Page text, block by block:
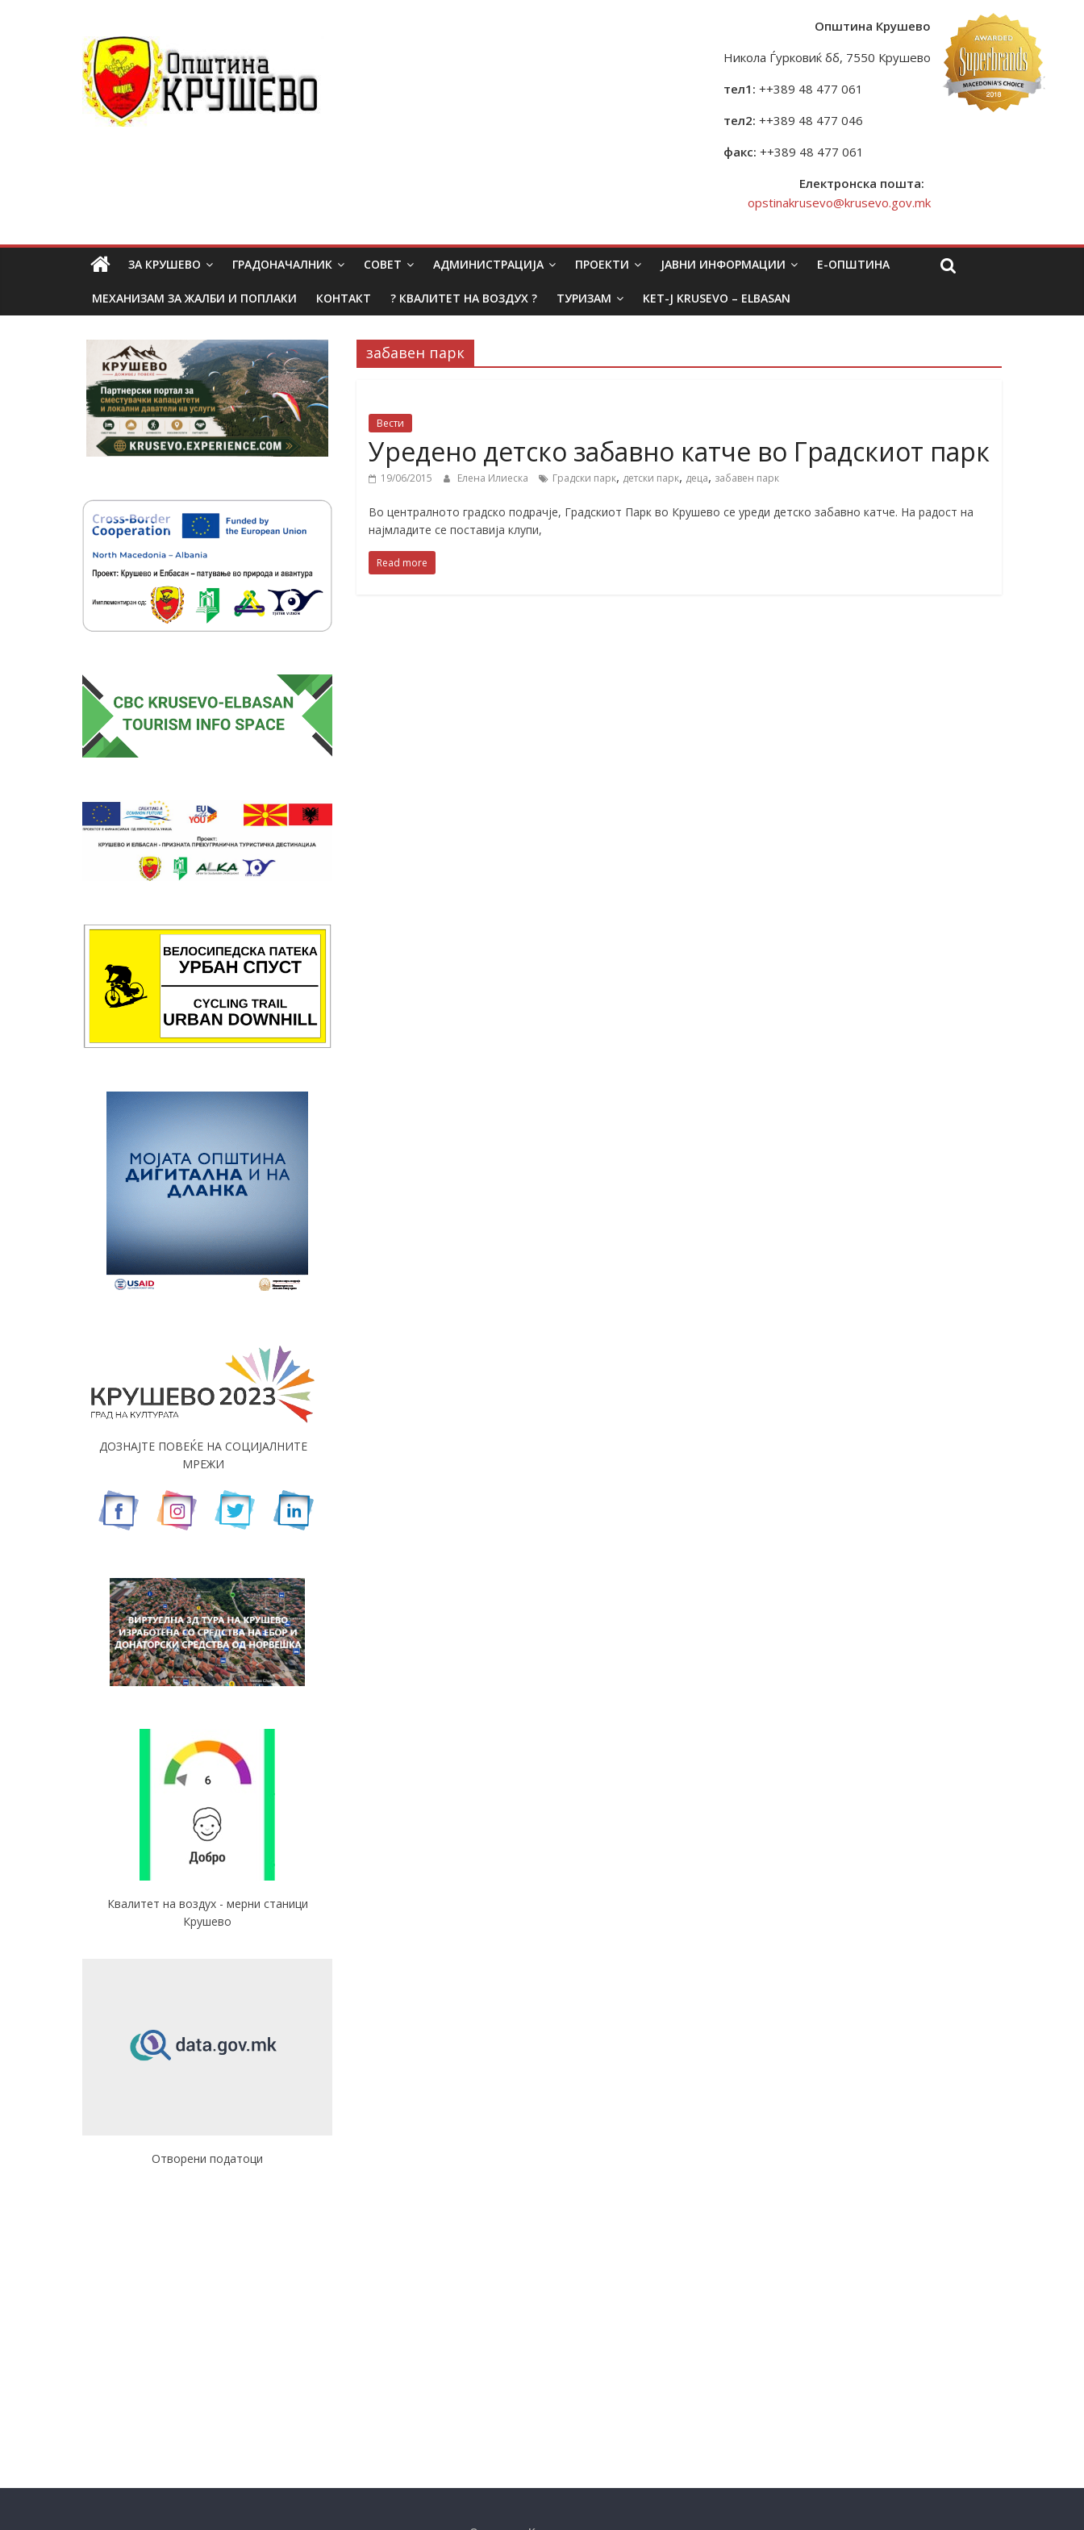
Општина Крушево
Никола Ѓурковиќ бб, 7550 Крушево
тел1: ++389 48 477 061
тел2: ++389 48 477 046
факс: ++389 48 477 061
Електронска пошта:
opstinakrusevo@krusevo.gov.mk
ЗА КРУШЕВО ГРАДОНАЧАЛНИК СОВЕТ АДМИНИСТРАЦИЈА ПРОЕКТИ ЈАВНИ ИНФОРМАЦИИ Е-ОПШТИНА
МЕХАНИЗАМ ЗА ЖАЛБИ И ПОПЛАКИ КОНТАКТ ? КВАЛИТЕТ НА ВОЗДУХ ? ТУРИЗАМ KET-J KRUSEVO – ELBASAN
забавен парк
Вести
Уредено детско забавно катче во Градскиот парк
19/06/2015 Елена Илиеска Градски парк, детски парк, деца, забавен парк
Во централното градско подрачје, Градскиот Парк во Крушево се уреди детско забавно катче. На радост на
најмладите се поставија клупи,
Read more
ДОЗНАЈТЕ ПОВЕЌЕ НА СОЦИЈАЛНИТЕ
МРЕЖИ
Квалитет на воздух - мерни станици
Крушево
Отворени податоци